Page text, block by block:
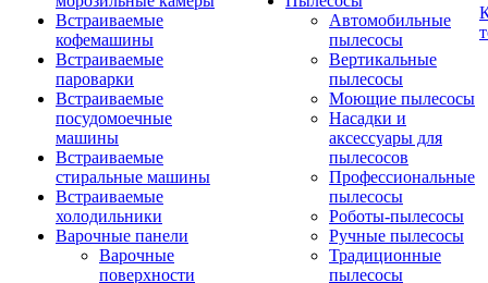
Встраиваемые
кофемашины
Встраиваемые
пароварки
Встраиваемые
посудомоечные
машины
Встраиваемые
стиральные машины
Встраиваемые
холодильники
Варочные панели
Варочные
поверхности
Автомобильные
пылесосы
Вертикальные
пылесосы
Моющие пылесосы
Насадки и
аксессуары для
пылесосов
Профессиональные
пылесосы
Роботы-пылесосы
Ручные пылесосы
Традиционные
пылесосы